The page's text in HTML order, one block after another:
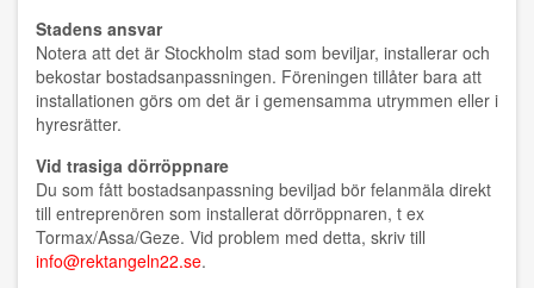
Stadens ansvar
Notera att det är Stockholm stad som beviljar, installerar och
bekostar bostadsanpassningen. Föreningen tillåter bara att
installationen görs om det är i gemensamma utrymmen eller i
hyresrätter.
Vid trasiga dörröppnare
Du som fått bostadsanpassning beviljad bör felanmäla direkt
till entreprenören som installerat dörröppnaren, t ex
Tormax/Assa/Geze. Vid problem med detta, skriv till
info@rektangeln22.se.